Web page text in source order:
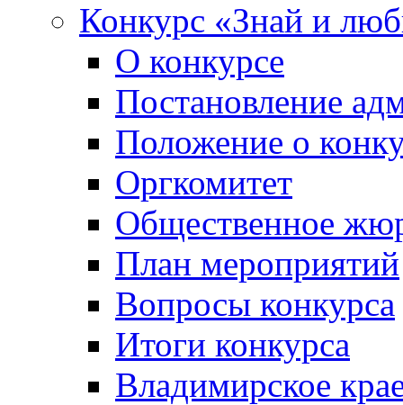
Конкурс «Знай и
О конкурсе
Постановление
Положение о
Оргкомитет
Общественное
План мероприятий
Вопросы конкурса
Итоги конкурса
Владимирское